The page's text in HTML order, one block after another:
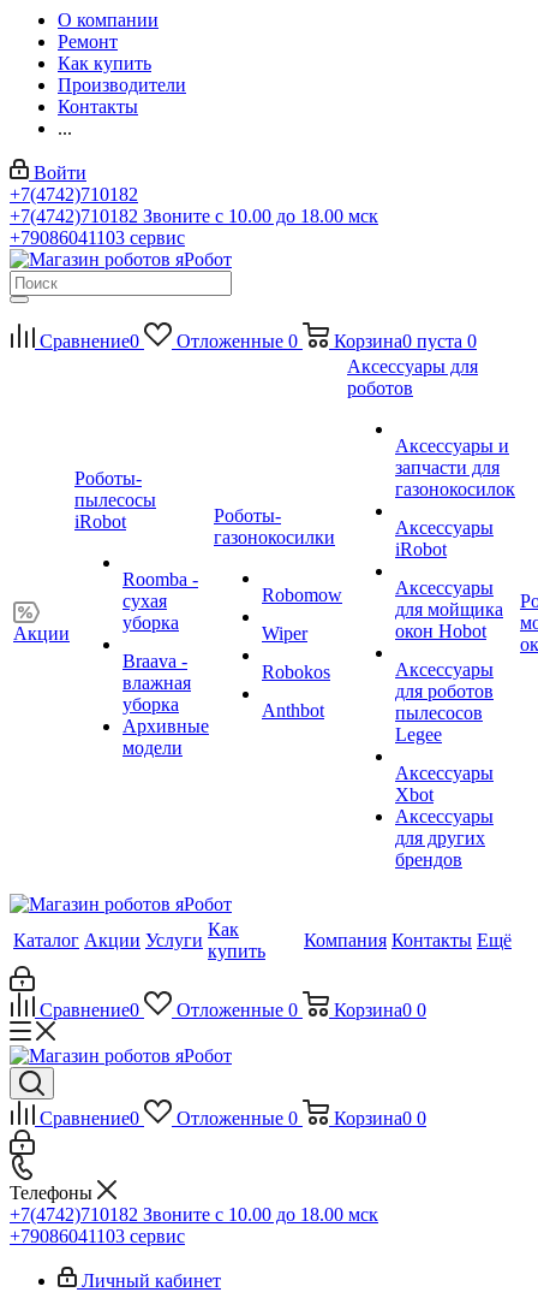
О компании
Ремонт
Как купить
Производители
Контакты
...
Войти
+7(4742)710182
+7(4742)710182 Звоните с 10.00 до 18.00 мск
+79086041103 сервис
Сравнение0 Отложенные 0 Корзина0 пуста 0
Акции
Роботы-
пылесосы
iRobot
Roomba -
сухая
уборка
Braava -
влажная
уборка
Архивные
модели
Роботы-
газонокосилки
Robomow
Wiper
Robokos
Anthbot
Аксессуары для
роботов
Аксессуары и
запчасти для
газонокосилок
Аксессуары
iRobot
Аксессуары
для мойщика
окон Hobot
Аксессуары
для роботов
пылесосов
Legee
Аксессуары
Xbot
Аксессуары
для других
брендов
Каталог Акции Услуги
Как
купить
Компания Контакты Ещё
Сравнение0 Отложенные 0 Корзина0 0
Сравнение0 Отложенные 0 Корзина0 0
Телефоны
+7(4742)710182 Звоните с 10.00 до 18.00 мск
+79086041103 сервис
Личный кабинет